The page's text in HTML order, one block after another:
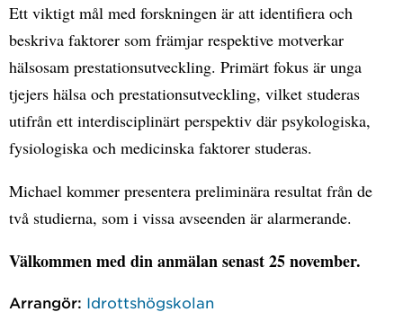
Ett viktigt mål med forskningen är att identifiera och
beskriva faktorer som främjar respektive motverkar
hälsosam prestationsutveckling. Primärt fokus är unga
tjejers hälsa och prestationsutveckling, vilket studeras
utifrån ett interdisciplinärt perspektiv där psykologiska,
fysiologiska och medicinska faktorer studeras.
Michael kommer presentera preliminära resultat från de
två studierna, som i vissa avseenden är alarmerande.
Välkommen med din anmälan senast 25 november.
Arrangör: Idrottshögskolan